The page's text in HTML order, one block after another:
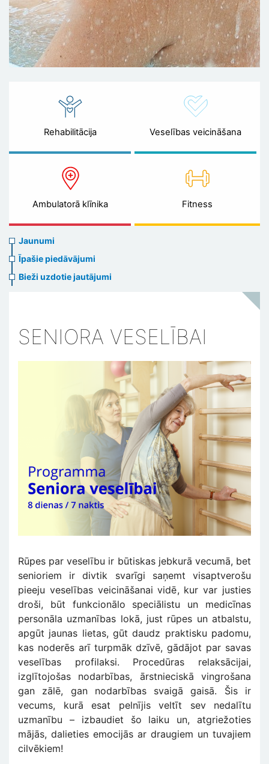
Rehabilitācija Veselības veicināšana
Ambulatorā klīnika Fitness
News
menu
Jaunumi
Īpašie piedāvājumi
Bieži uzdotie jautājumi
SENIORA VESELĪBAI
Rūpes par veselību ir būtiskas jebkurā vecumā, bet
senioriem ir divtik svarīgi saņemt visaptverošu
pieeju veselības veicināšanai vidē, kur var justies
droši, būt funkcionālo speciālistu un medicīnas
personāla uzmanības lokā, just rūpes un atbalstu,
apgūt jaunas lietas, gūt daudz praktisku padomu,
kas noderēs arī turpmāk dzīvē, gādājot par savas
veselības profilaksi. Procedūras relaksācijai,
izglītojošas nodarbības, ārstnieciskā vingrošana
gan zālē, gan nodarbības svaigā gaisā. Šis ir
vecums, kurā esat pelnījis veltīt sev nedalītu
uzmanību – izbaudiet šo laiku un, atgriežoties
mājās, dalieties emocijās ar draugiem un tuvajiem
cilvēkiem!